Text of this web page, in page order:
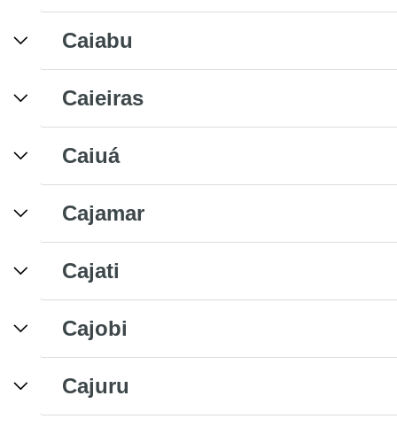
Caiabu
Caieiras
Caiuá
Cajamar
Cajati
Cajobi
Cajuru